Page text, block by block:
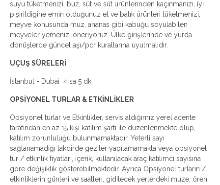
suyu tüketmenizi, buz, süt ve süt ürünlerinden kaçınmanızı, iyi
pişirildiğine emin olduğunuz et ve balık ürünleri tüketmenizi,
meyve konusunda muz, ananas gibi kabuğu soyulabilen
meyveler yemenizi öneriyoruz. Ülke girişlerinde ve yurda
dönüşlerde güncel aşı/pcr kurallarına uyulmalıdır.
UÇUŞ SÜRELERİ
İstanbul - Dubai 4 sa 5 dk
OPSİYONEL TURLAR & ETKİNLİKLER
Opsiyonel turlar ve Etkinlikler, servis aldığımız yerel acente
tarafından en az 15 kişi katılım şartı ile düzenlenmekte olup,
katılım zorunluluğu bulunmamaktadır. Yeterli sayı
sağlanamadığı takdirde geziler yapılamamakta veya opsiyonel
tur / etkinlik fiyatları, içerik, kullanılacak araç katılımcı sayısına
göre değişiklik gösterebilmektedir. Ayrıca Opsiyonel turların /
etkinliklerin günleri ve saatleri, gidilecek yerlerdeki müze, ören